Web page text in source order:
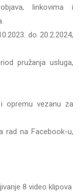
linkovima i
do 20.2.2024,
pružanja usluga,
opremu vezanu za
rad na Facebook-u,
8 video klipova